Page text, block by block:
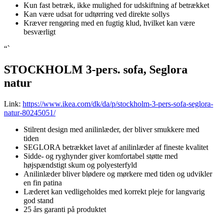
Kun fast betræk, ikke mulighed for udskiftning af betrækket
Kan være udsat for udtørring ved direkte sollys
Kræver rengøring med en fugtig klud, hvilket kan være
besværligt
“`
STOCKHOLM 3-pers. sofa, Seglora
natur
Link: https://www.ikea.com/dk/da/p/stockholm-3-pers-sofa-seglora-
natur-80245051/
Stilrent design med anilinlæder, der bliver smukkere med
tiden
SEGLORA betrækket lavet af anilinlæder af fineste kvalitet
Sidde- og ryghynder giver komfortabel støtte med
højspændstigt skum og polyesterfyld
Anilinlæder bliver blødere og mørkere med tiden og udvikler
en fin patina
Læderet kan vedligeholdes med korrekt pleje for langvarig
god stand
25 års garanti på produktet